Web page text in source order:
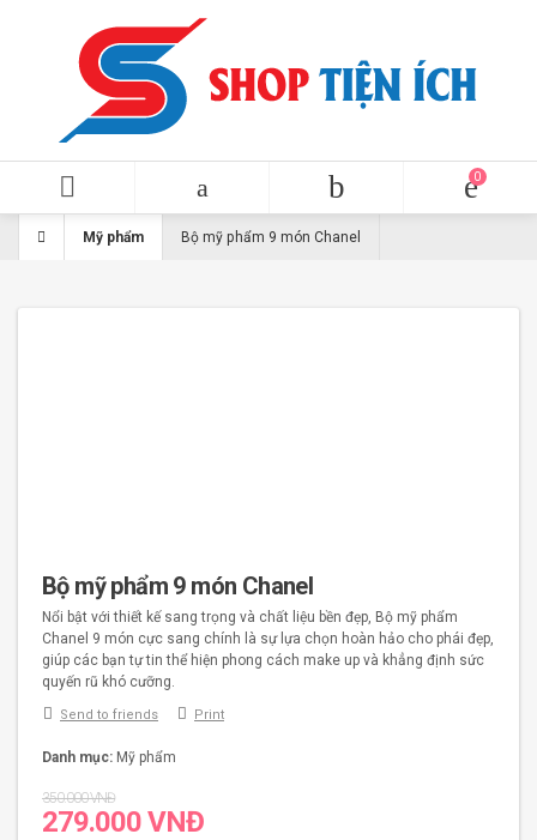
Mỹ phẩm Bộ mỹ phẩm 9 món Chanel
Bộ mỹ phẩm 9 món Chanel
Nổi bật với thiết kế sang trọng và chất liệu bền đẹp, Bộ mỹ phẩm
Chanel 9 món cực sang chính là sự lựa chọn hoàn hảo cho phái đẹp,
giúp các bạn tự tin thể hiện phong cách make up và khẳng định sức
quyến rũ khó cưỡng.
Send to friends Print
Danh mục: Mỹ phẩm
350.000VNĐ
279.000VNĐ